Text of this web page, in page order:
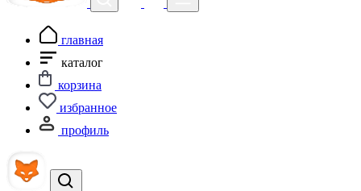
главная
каталог
корзина
избранное
профиль